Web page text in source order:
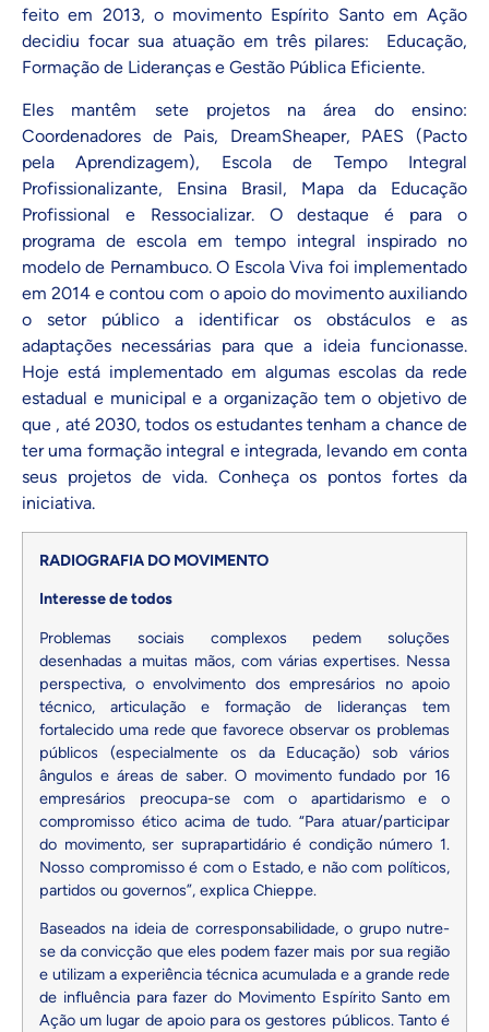
feito em 2013, o movimento Espírito Santo em Ação
decidiu focar sua atuação em três pilares: Educação,
Formação de Lideranças e Gestão Pública Eficiente.
Eles mantêm sete projetos na área do ensino:
Coordenadores de Pais, DreamSheaper, PAES (Pacto
pela Aprendizagem), Escola de Tempo Integral
Profissionalizante, Ensina Brasil, Mapa da Educação
Profissional e Ressocializar. O destaque é para o
programa de escola em tempo integral inspirado no
modelo de Pernambuco. O Escola Viva foi implementado
em 2014 e contou com o apoio do movimento auxiliando
o setor público a identificar os obstáculos e as
adaptações necessárias para que a ideia funcionasse.
Hoje está implementado em algumas escolas da rede
estadual e municipal e a organização tem o objetivo de
que , até 2030, todos os estudantes tenham a chance de
ter uma formação integral e integrada, levando em conta
seus projetos de vida. Conheça os pontos fortes da
iniciativa.
RADIOGRAFIA DO MOVIMENTO
Interesse de todos
Problemas sociais complexos pedem soluções
desenhadas a muitas mãos, com várias expertises. Nessa
perspectiva, o envolvimento dos empresários no apoio
técnico, articulação e formação de lideranças tem
fortalecido uma rede que favorece observar os problemas
públicos (especialmente os da Educação) sob vários
ângulos e áreas de saber. O movimento fundado por 16
empresários preocupa-se com o apartidarismo e o
compromisso ético acima de tudo. “Para atuar/participar
do movimento, ser suprapartidário é condição número 1.
Nosso compromisso é com o Estado, e não com políticos,
partidos ou governos”, explica Chieppe.
Baseados na ideia de corresponsabilidade, o grupo nutre-
se da convicção que eles podem fazer mais por sua região
e utilizam a experiência técnica acumulada e a grande rede
de influência para fazer do Movimento Espírito Santo em
Ação um lugar de apoio para os gestores públicos. Tanto é